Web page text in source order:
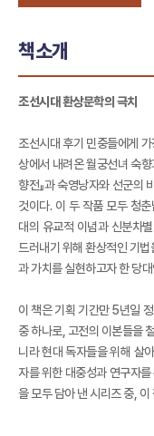
책소개
조선시대 환상문학의 극치
조선시대 후기 민중들에게
상에서 내려온 월궁선녀 숙
향전』과 숙영낭자와 선군의
것이다. 이 두 작품 모두 청
대의 유교적 이념과 신분차
드러내기 위해 환상적인 기
과 가치를 실현하고자 한 당
이 책은 기획 기간만 5년일
중 하나로, 고전의 이본들을
니라 현대 독자들을 위해 살
자를 위한 대중성과 연구자
을 모두 담아 낸 시리즈 중, 이